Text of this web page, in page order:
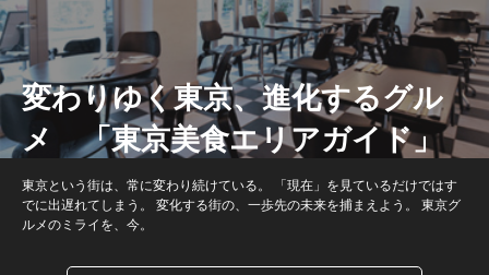
変わりゆく東京、進化するグル
メ 「東京美食エリアガイド」
東京という街は、常に変わり続けている。 「現在」を見ているだけではす
でに出遅れてしまう。 変化する街の、一歩先の未来を捕まえよう。 東京グ
ルメのミライを、今。